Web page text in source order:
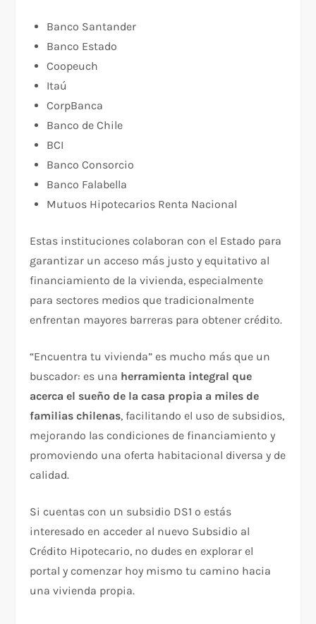
Banco Santander
Banco Estado
Coopeuch
Itaú
CorpBanca
Banco de Chile
BCI
Banco Consorcio
Banco Falabella
Mutuos Hipotecarios Renta Nacional
Estas instituciones colaboran con el Estado para
garantizar un acceso más justo y equitativo al
financiamiento de la vivienda, especialmente
para sectores medios que tradicionalmente
enfrentan mayores barreras para obtener crédito.
“Encuentra tu vivienda” es mucho más que un
buscador: es una herramienta integral que
acerca el sueño de la casa propia a miles de
familias chilenas, facilitando el uso de subsidios,
mejorando las condiciones de financiamiento y
promoviendo una oferta habitacional diversa y de
calidad.
Si cuentas con un subsidio DS1 o estás
interesado en acceder al nuevo Subsidio al
Crédito Hipotecario, no dudes en explorar el
portal y comenzar hoy mismo tu camino hacia
una vivienda propia.